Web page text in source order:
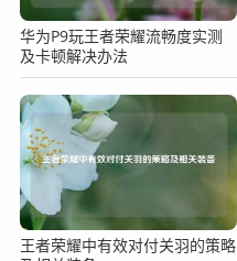
华为P9玩王者荣耀流畅度实测
及卡顿解决办法
王者荣耀中有效对付关羽的策略